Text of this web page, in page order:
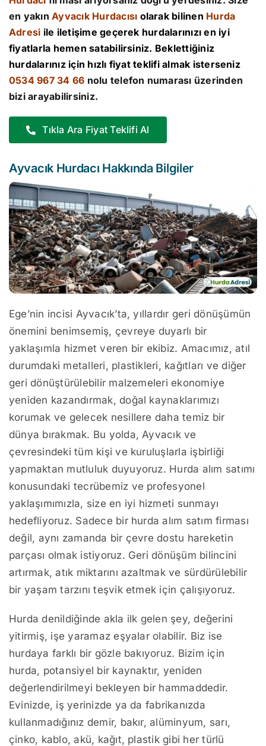
en yakınAyvacık Hurdacısı olarak bilinen Hurda
Adresi ile iletişime geçerek hurdalarınızı en iyi
fiyatlarla hemen satabilirsiniz. Beklettiğiniz
hurdalarınız için hızlı fiyat teklifi almak isterseniz
0534 967 34 66 nolu telefon numarası üzerinden
bizi arayabilirsiniz.
Tıkla Ara Fiyat Teklifi Al
Ayvacık Hurdacı Hakkında Bilgiler
Ege’nin incisi Ayvacık’ta, yıllardır geri dönüşümün
önemini benimsemiş, çevreye duyarlı bir
yaklaşımla hizmet veren bir ekibiz. Amacımız, atıl
durumdaki metalleri, plastikleri, kağıtları ve diğer
geri dönüştürülebilir malzemeleri ekonomiye
yeniden kazandırmak, doğal kaynaklarımızı
korumak ve gelecek nesillere daha temiz bir
dünya bırakmak. Bu yolda, Ayvacık ve
çevresindeki tüm kişi ve kuruluşlarla işbirliği
yapmaktan mutluluk duyuyoruz. Hurda alım satımı
konusundaki tecrübemiz ve profesyonel
yaklaşımımızla, size en iyi hizmeti sunmayı
hedefliyoruz. Sadece bir hurda alım satım firması
değil, aynı zamanda bir çevre dostu hareketin
parçası olmak istiyoruz. Geri dönüşüm bilincini
artırmak, atık miktarını azaltmak ve sürdürülebilir
bir yaşam tarzını teşvik etmek için çalışıyoruz.
Hurda denildiğinde akla ilk gelen şey, değerini
yitirmiş, işe yaramaz eşyalar olabilir. Biz ise
hurdaya farklı bir gözle bakıyoruz. Bizim için
hurda, potansiyel bir kaynaktır, yeniden
değerlendirilmeyi bekleyen bir hammaddedir.
Evinizde, iş yerinizde ya da fabrikanızda
kullanmadığınız demir, bakır, alüminyum, sarı,
çinko, kablo, akü, kağıt, plastik gibi her türlü